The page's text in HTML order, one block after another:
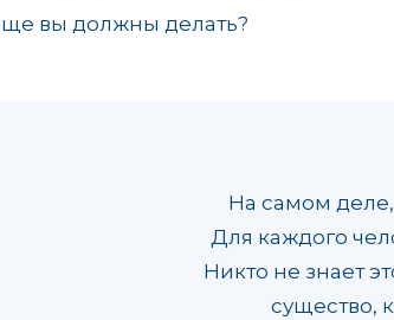
вы должны делать?
На самом
Для каждого
Никто не знает
существо,